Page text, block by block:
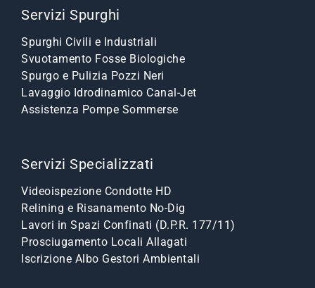
Servizi Spurghi
Spurghi Civili e Industriali
Svuotamento Fosse Biologiche
Spurgo e Pulizia Pozzi Neri
Lavaggio Idrodinamico Canal-Jet
Assistenza Pompe Sommerse
Servizi Specializzati
Videoispezione Condotte HD
Relining e Risanamento No-Dig
Lavori in Spazi Confinati (D.P.R. 177/11)
Prosciugamento Locali Allagati
Iscrizione Albo Gestori Ambientali